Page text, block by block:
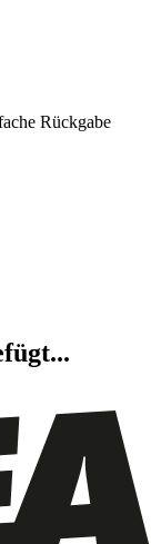
Rückgabe